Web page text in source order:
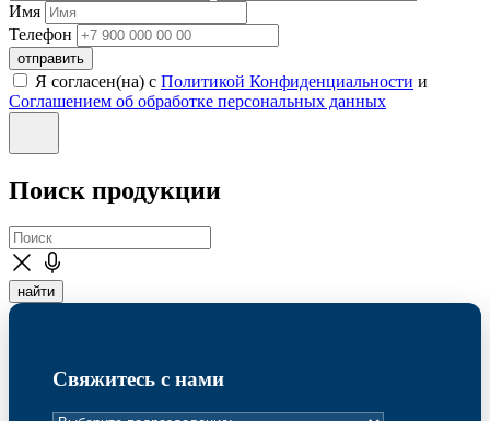
Имя
Телефон
отправить
Я согласен(на) с Политикой Конфиденциальности и
Соглашением об обработке персональных данных
Поиск продукции
найти
Свяжитесь с нами